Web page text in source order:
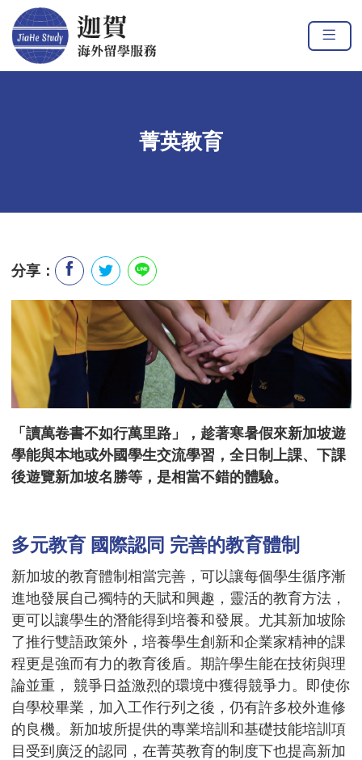
菁英教育
分享： f
「讀萬卷書不如行萬里路」，趁著寒暑假來新加坡遊
學能與本地或外國學生交流學習，全日制上課、下課
後遊覽新加坡名勝等，是相當不錯的體驗。
多元教育 國際認同 完善的教育體制
新加坡的教育體制相當完善，可以讓每個學生循序漸
進地發展自己獨特的天賦和興趣，靈活的教育方法，
更可以讓學生的潛能得到培養和發展。尤其新加坡除
了推行雙語政策外，培養學生創新和企業家精神的課
程更是強而有力的教育後盾。期許學生能在技術與理
論並重， 競爭日益激烈的環境中獲得競爭力。即使你
自學校畢業，加入工作行列之後，仍有許多校外進修
的良機。新加坡所提供的專業培訓和基礎技能培訓項
目受到廣泛的認同，在菁英教育的制度下也提高新加